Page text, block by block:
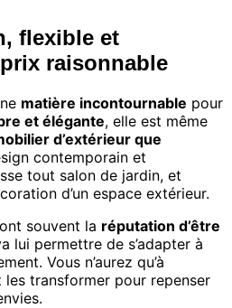
flexible et
raisonnable
matière incontournable pour
et élégante, elle est même
d’extérieur que
contemporain et
tout salon de jardin, et
d’un espace extérieur.
ont souvent la réputation d’être
lui permettre de s’adapter à
Vous n’aurez qu’à
transformer pour repenser